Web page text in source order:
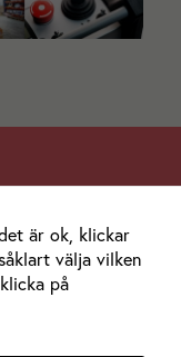
hälsa på.
är ok, klickar
välja vilken
på
på
vår
ska
så